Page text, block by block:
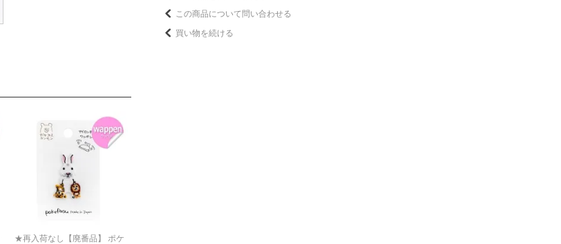
★再入荷なし【廃番品】 ポケ
この商品について問い合わせる
買い物を続ける